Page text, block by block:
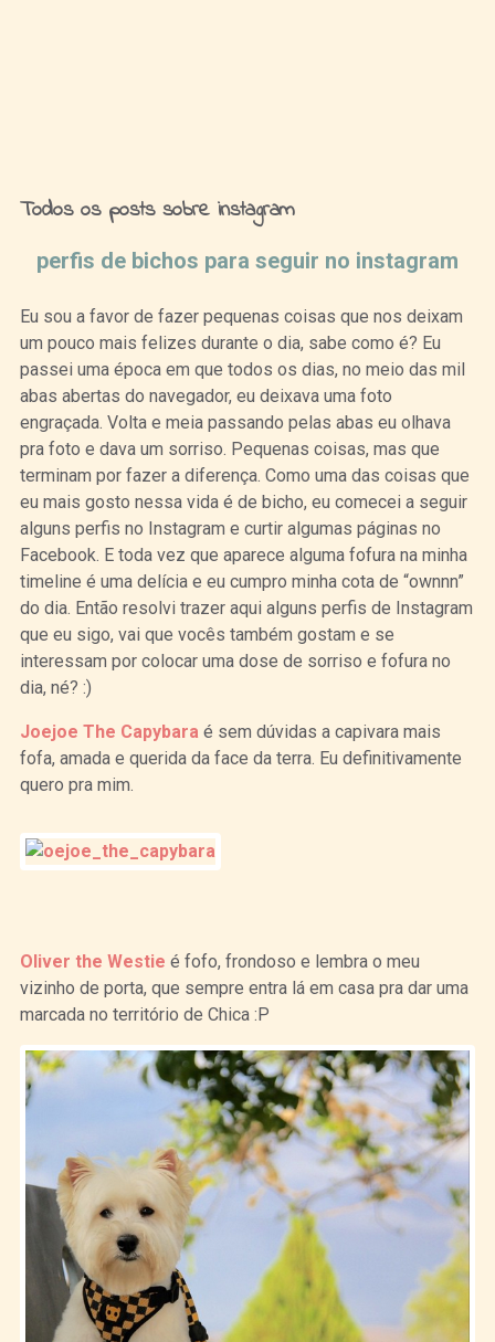
Todos os posts sobre instagram
perfis de bichos para seguir no instagram
Eu sou a favor de fazer pequenas coisas que nos deixam
um pouco mais felizes durante o dia, sabe como é? Eu
passei uma época em que todos os dias, no meio das mil
abas abertas do navegador, eu deixava uma foto
engraçada. Volta e meia passando pelas abas eu olhava
pra foto e dava um sorriso. Pequenas coisas, mas que
terminam por fazer a diferença. Como uma das coisas que
eu mais gosto nessa vida é de bicho, eu comecei a seguir
alguns perfis no Instagram e curtir algumas páginas no
Facebook. E toda vez que aparece alguma fofura na minha
timeline é uma delícia e eu cumpro minha cota de “ownnn”
do dia. Então resolvi trazer aqui alguns perfis de Instagram
que eu sigo, vai que vocês também gostam e se
interessam por colocar uma dose de sorriso e fofura no
dia, né? :)
Joejoe The Capybara é sem dúvidas a capivara mais
fofa, amada e querida da face da terra. Eu definitivamente
quero pra mim.
Oliver the Westie é fofo, frondoso e lembra o meu
vizinho de porta, que sempre entra lá em casa pra dar uma
marcada no território de Chica :P